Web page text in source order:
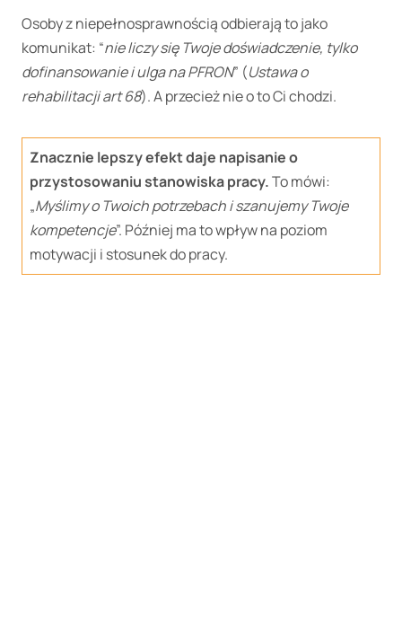
Osoby z niepełnosprawnością odbierają to jako
komunikat: “nie liczy się Twoje doświadczenie, tylko
dofinansowanie i ulga na PFRON” (Ustawa o
rehabilitacji art 68). A przecież nie o to Ci chodzi.
Znacznie lepszy efekt daje napisanie o
przystosowaniu stanowiska pracy.To mówi:
„Myślimy o Twoich potrzebach i szanujemy Twoje
kompetencje”. Później ma to wpływ na poziom
motywacji i stosunek do pracy.